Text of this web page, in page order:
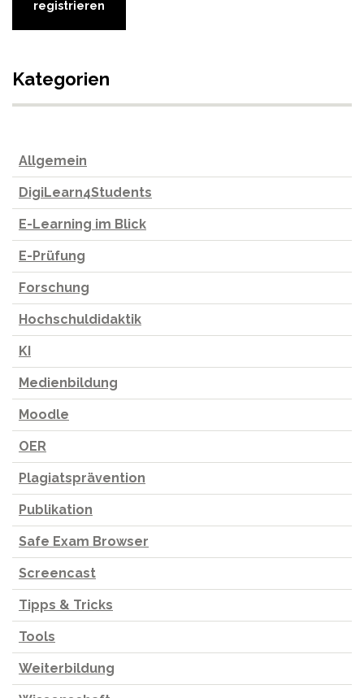
Kategorien
Allgemein
DigiLearn4Students
E-Learning im Blick
E-Prüfung
Forschung
Hochschuldidaktik
KI
Medienbildung
Moodle
OER
Plagiatsprävention
Publikation
Safe Exam Browser
Screencast
Tipps & Tricks
Tools
Weiterbildung